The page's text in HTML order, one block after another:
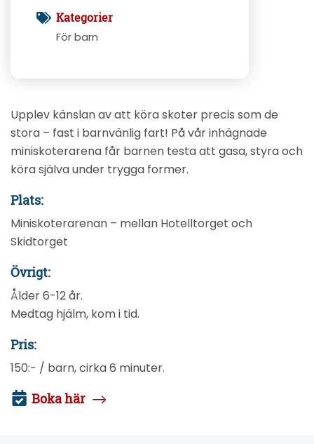
Kategorier
För barn
Upplev känslan av att köra skoter precis som de
stora – fast i barnvänlig fart! På vår inhägnade
miniskoterarena får barnen testa att gasa, styra och
köra själva under trygga former.
Plats:
Miniskoterarenan – mellan Hotelltorget och
Skidtorget
Övrigt:
Ålder 6-12 år.
Medtag hjälm, kom i tid.
Pris:
150:- / barn, cirka 6 minuter.
Boka här